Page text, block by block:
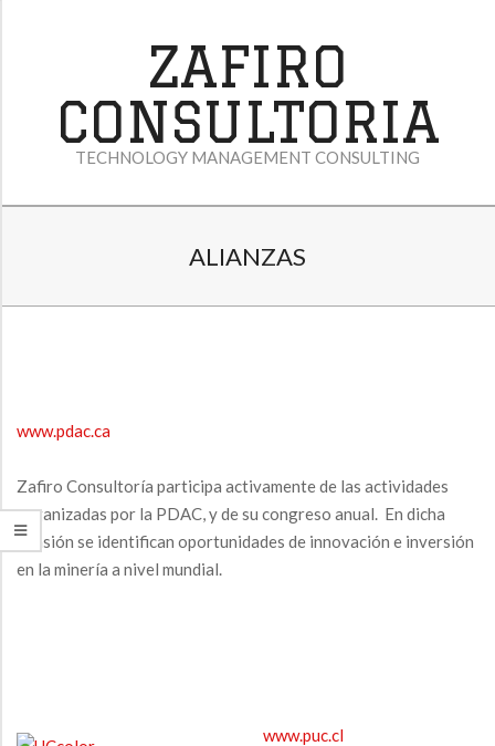
ZAFIRO
CONSULTORIA
TECHNOLOGY MANAGEMENT CONSULTING
I
N
A
V
O
ALIANZAS
I
A
N
www.pdac.ca
Zafiro Consultoría participa activamente de las actividades
organizadas por la PDAC, y de su congreso anual. En dicha
ocasión se identifican oportunidades de innovación e inversión
en la minería a nivel mundial.
www.puc.cl